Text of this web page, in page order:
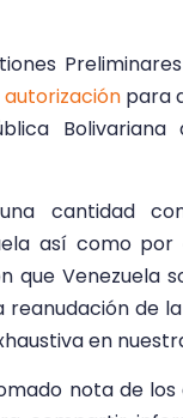
para
Bolivariana
cantidad
así como por
que Venezuela
de
en
nota de los